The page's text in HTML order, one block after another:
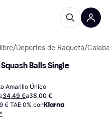
/Deportes de Raqueta/
Balls Single
Amarillo Único
34,49 €a38,00 €
€ TAE 0% con